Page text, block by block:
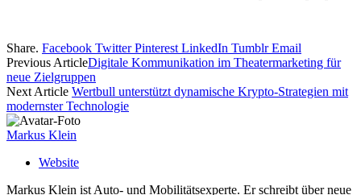
Share. Facebook Twitter Pinterest LinkedIn Tumblr Email
Previous ArticleDigitale Kommunikation im Theatermarketing für
neue Zielgruppen
Next Article Wertbull unterstützt dynamische Krypto-Strategien mit
modernster Technologie
Markus Klein
Website
Markus Klein ist Auto- und Mobilitätsexperte. Er schreibt über neue